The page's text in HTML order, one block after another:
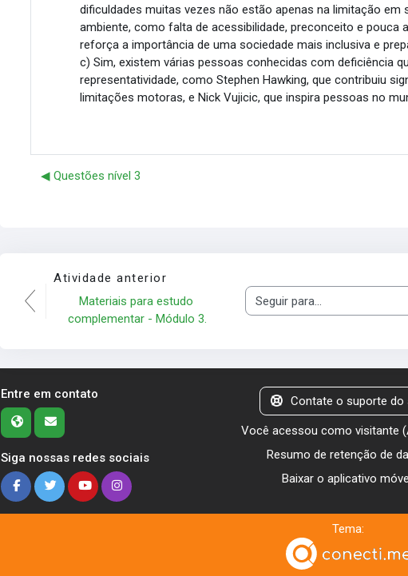
dificuldades muitas vezes não estão apenas na limitação em
ambiente, como falta de acessibilidade, preconceito e pouca
reforça a importância de uma sociedade mais inclusiva e
c) Sim, existem várias pessoas conhecidas com deficiência
representatividade, como Stephen Hawking, que contribuiu
limitações motoras, e Nick Vujicic, que inspira pessoas no
◀︎ Questões nível 3
Atividade anterior
Materiais para estudo
complementar - Módulo 3.
Seguir para...
Entre em contato
Siga nossas redes sociais
Contate o suporte do
Você acessou como visitante (
Resumo de retenção de
Baixar o aplicativo
Tema: